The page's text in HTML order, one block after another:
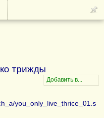
трижды
you_only_live_thrice_01.s